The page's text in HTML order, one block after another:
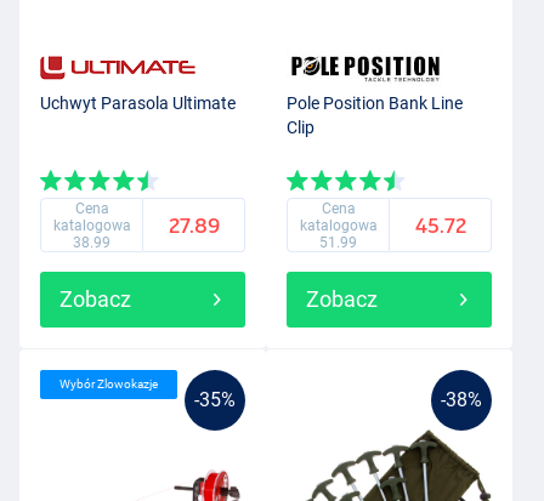
Uchwyt Parasola Ultimate
Cena
katalogowa
38.99
27.89
Zobacz
Pole Position Bank Line
Clip
Cena
katalogowa
51.99
45.72
Zobacz
-35%
Wybór Zlowokazje
-38%